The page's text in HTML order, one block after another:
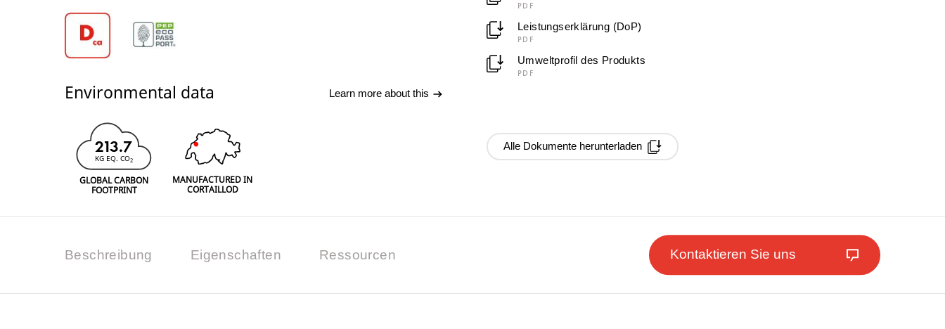
Environmental data Learn more about this
213.7
KG EQ. CO2
GLOBAL CARBON
FOOTPRINT
MANUFACTURED IN
CORTAILLOD
PDF
Leistungserklärung (DoP)
PDF
Umweltprofil des Produkts
PDF
Alle Dokumente herunterladen
Beschreibung Eigenschaften Ressourcen Kontaktieren Sie uns